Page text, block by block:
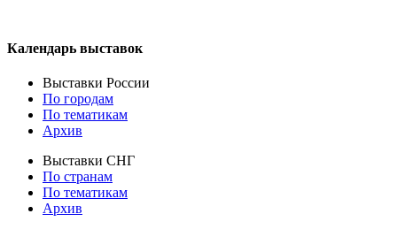
Календарь выставок
Выставки России
По городам
По тематикам
Архив
Выставки СНГ
По странам
По тематикам
Архив